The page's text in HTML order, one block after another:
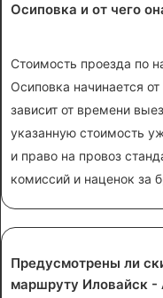
Осиповка и от чего
Стоимость проезда по
Осиповка начинается
зависит от времени
указанную стоимость
и право на провоз
комиссий и наценок за
Предусмотрены ли
маршруту Иловайск -